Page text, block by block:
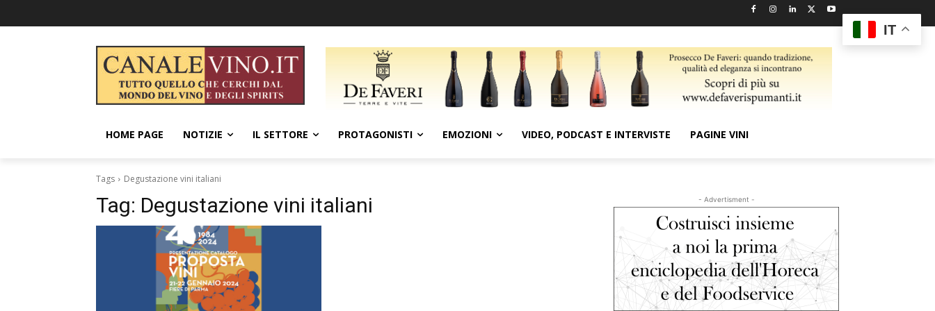
HOME PAGE NOTIZIE IL SETTORE PROTAGONISTI EMOZIONI VIDEO, PODCAST E INTERVISTE PAGINE VINI
Tags Degustazione vini italiani
Tag: Degustazione vini italiani - Advertisment -
IT